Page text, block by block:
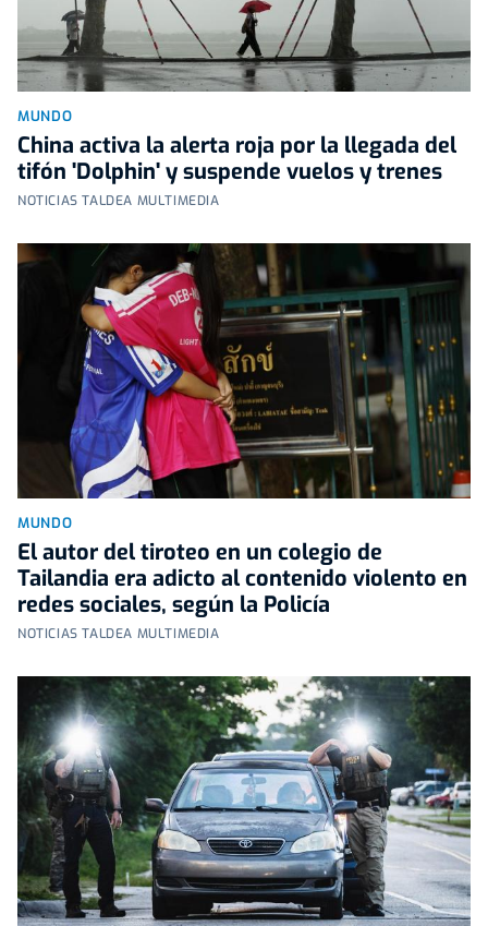
MUNDO
China activa la alerta roja por la llegada del
tifón 'Dolphin' y suspende vuelos y trenes
NOTICIAS TALDEA MULTIMEDIA
MUNDO
El autor del tiroteo en un colegio de
Tailandia era adicto al contenido violento en
redes sociales, según la Policía
NOTICIAS TALDEA MULTIMEDIA